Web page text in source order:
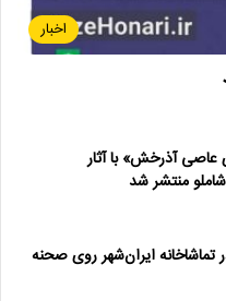
اخبار
عاصی آذرخش» با آثار
منتشر شد
تماشاخانه ایران‌شهر روی صحنه